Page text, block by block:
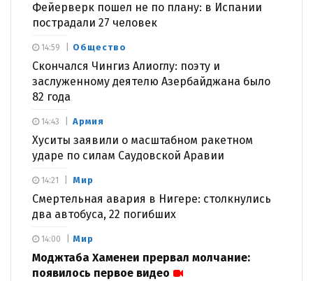
Фейерверк пошел не по плану: в Испании
пострадали 27 человек
Общество
Скончался Чингиз Алиоглу: поэту и
заслуженному деятелю Азербайджана было
82 года
14:59
Армия
Хуситы заявили о масштабном ракетном
ударе по силам Саудовской Аравии
14:43
Мир
Смертельная авария в Нигере: столкнулись
два автобуса, 22 погибших
14:21
Мир
Моджтаба Хаменеи прервал молчание:
появилось первое видео
14:00